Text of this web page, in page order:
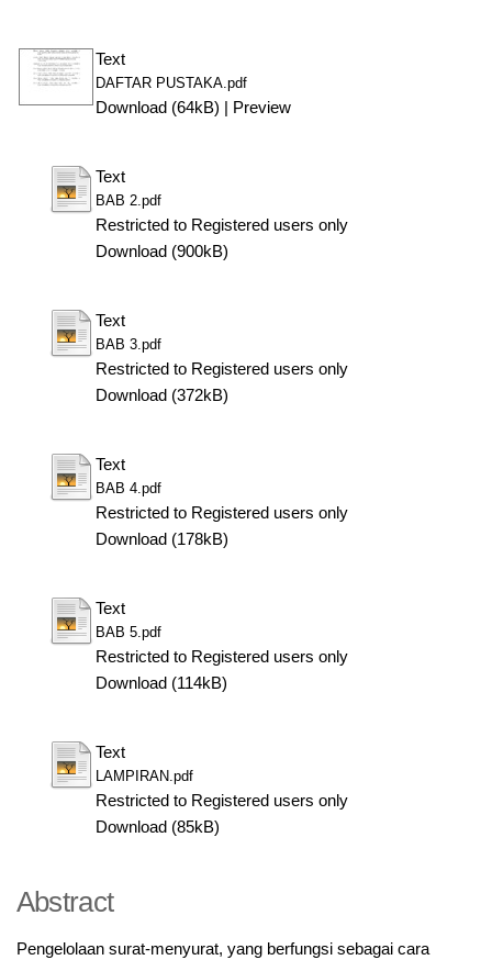
Text
DAFTAR PUSTAKA.pdf
Download (64kB) Preview
Text
BAB 2.pdf
Restricted to Registered users only
Download (900kB)
Text
BAB 3.pdf
Restricted to Registered users only
Download (372kB)
Text
BAB 4.pdf
Restricted to Registered users only
Download (178kB)
Text
BAB 5.pdf
Restricted to Registered users only
Download (114kB)
Text
LAMPIRAN.pdf
Restricted to Registered users only
Download (85kB)
Abstract
Pengelolaan surat-menyurat, yang berfungsi sebagai cara